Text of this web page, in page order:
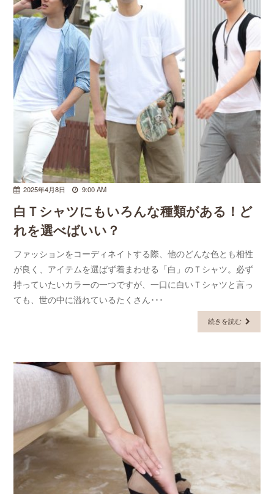
2025年4月8日 9:00 AM
白Ｔシャツにもいろんな種類がある！ど
れを選べばいい？
ファッションをコーディネイトする際、他のどんな色とも相性
が良く、アイテムを選ばず着まわせる「白」のＴシャツ。必ず
持っていたいカラーの一つですが、一口に白いＴシャツと言っ
ても、世の中に溢れているたくさん･･･
続きを読む